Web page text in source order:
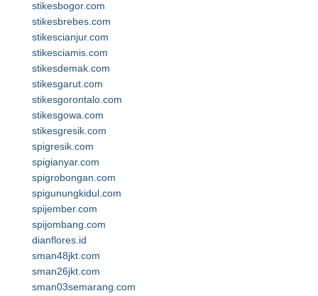
stikesbogor.com
stikesbrebes.com
stikescianjur.com
stikesciamis.com
stikesdemak.com
stikesgarut.com
stikesgorontalo.com
stikesgowa.com
stikesgresik.com
spigresik.com
spigianyar.com
spigrobongan.com
spigunungkidul.com
spijember.com
spijombang.com
dianflores.id
sman48jkt.com
sman26jkt.com
sman03semarang.com